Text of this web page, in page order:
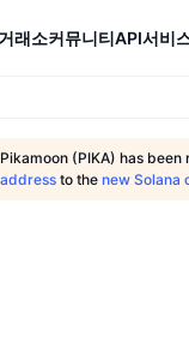
거래소커뮤니티API서비
Pikamoon (PIKA) has
address to the new Solana